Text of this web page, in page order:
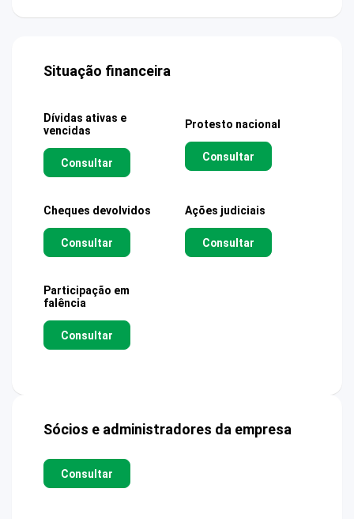
Situação financeira
Dívidas ativas e
vencidas
Consultar
Protesto nacional
Consultar
Cheques devolvidos
Consultar
Ações judiciais
Consultar
Participação em
falência
Consultar
Sócios e administradores da empresa
Consultar